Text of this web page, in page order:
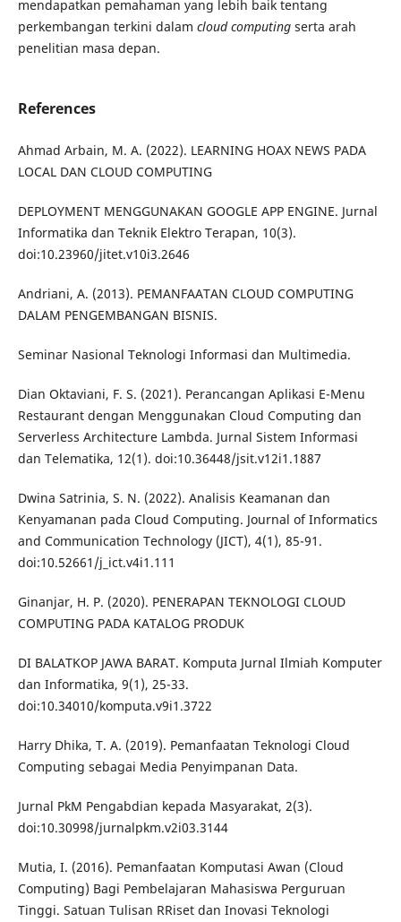
mendapatkan pemahaman yang lebih baik tentang
perkembangan terkini dalam cloud computingserta arah
penelitian masa depan.
References
Ahmad Arbain, M. A. (2022). LEARNING HOAX NEWS PADA
LOCAL DAN CLOUD COMPUTING
DEPLOYMENT MENGGUNAKAN GOOGLE APP ENGINE. Jurnal
Informatika dan Teknik Elektro Terapan, 10(3).
doi:10.23960/jitet.v10i3.2646
Andriani, A. (2013). PEMANFAATAN CLOUD COMPUTING
DALAM PENGEMBANGAN BISNIS.
Seminar Nasional Teknologi Informasi dan Multimedia.
Dian Oktaviani, F. S. (2021). Perancangan Aplikasi E-Menu
Restaurant dengan Menggunakan Cloud Computing dan
Serverless Architecture Lambda. Jurnal Sistem Informasi
dan Telematika, 12(1). doi:10.36448/jsit.v12i1.1887
Dwina Satrinia, S. N. (2022). Analisis Keamanan dan
Kenyamanan pada Cloud Computing. Journal of Informatics
and Communication Technology (JICT), 4(1), 85-91.
doi:10.52661/j_ict.v4i1.111
Ginanjar, H. P. (2020). PENERAPAN TEKNOLOGI CLOUD
COMPUTING PADA KATALOG PRODUK
DI BALATKOP JAWA BARAT. Komputa Jurnal Ilmiah Komputer
dan Informatika, 9(1), 25-33.
doi:10.34010/komputa.v9i1.3722
Harry Dhika, T. A. (2019). Pemanfaatan Teknologi Cloud
Computing sebagai Media Penyimpanan Data.
Jurnal PkM Pengabdian kepada Masyarakat, 2(3).
doi:10.30998/jurnalpkm.v2i03.3144
Mutia, I. (2016). Pemanfaatan Komputasi Awan (Cloud
Computing) Bagi Pembelajaran Mahasiswa Perguruan
Tinggi. Satuan Tulisan RRiset dan Inovasi Teknologi